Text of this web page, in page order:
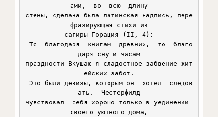
ами,  во  всю  длину
стены, сделана была латинская надпись, пере
фразирующая стихи из
сатиры Горация (II, 4):
даря сну и часам
праздности Вкушаю я сладостное забвение жит
ейских забот.
ать.  Честерфилд
чувствовал  себя хорошо только в уединении
своего уютного дома,